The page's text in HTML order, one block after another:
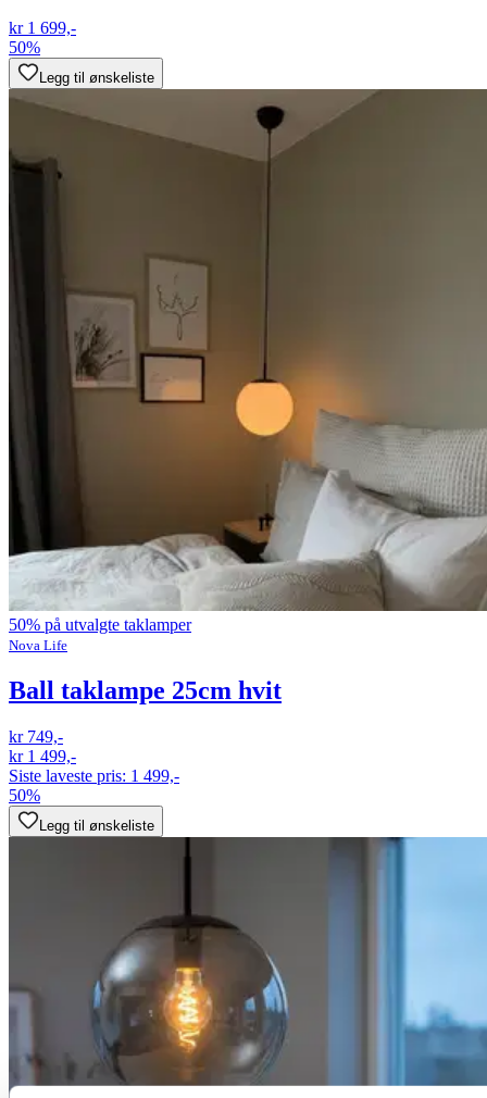
kr 1 699,-
50%
Legg til ønskeliste
50% på utvalgte taklamper
Nova Life
Ball taklampe 25cm hvit
kr 749,-
kr 1 499,-
Siste laveste pris: 1 499,-
50%
Legg til ønskeliste